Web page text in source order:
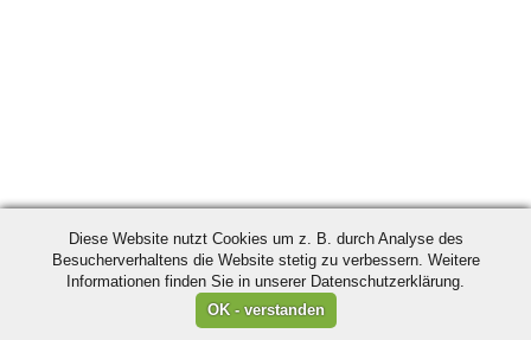
Diese Website nutzt Cookies um z. B. durch Analyse des
Besucherverhaltens die Website stetig zu verbessern. Weitere
Informationen finden Sie in unserer Datenschutzerklärung.